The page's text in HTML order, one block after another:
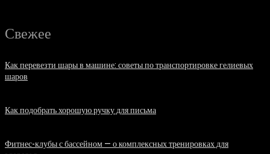
Свежее
Как перевезти шары в машине: советы по транспортировке гелиевых
шаров
Как подобрать хорошую ручку для письма
Фитнес-клубы с бассейном — о комплексных тренировках для